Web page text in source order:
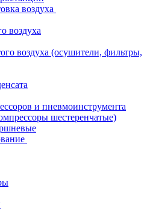
воздуха
воздуха
воздуха (осушители, фильтры,
и пневмоинструмента
шестеренчатые)